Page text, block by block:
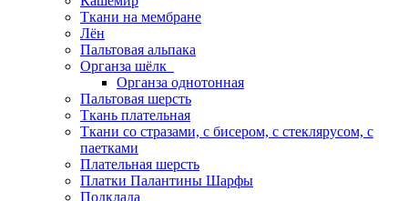
Ткани на мембране
Лён
Пальтовая альпака
Органза шёлк
Органза однотонная
Пальтовая шерсть
Ткань плательная
Ткани со стразами, с бисером, с стеклярусом, с
паетками
Плательная шерсть
Платки Палантины Шарфы
Подклада